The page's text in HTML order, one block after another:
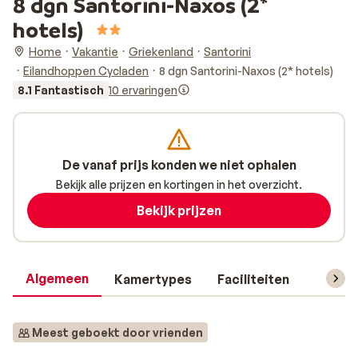
hotels)
Home Vakantie Griekenland
Santorini
Eilandhoppen Cycladen
8 dgn Santorini-Naxos (2* hotels)
8.1 Fantastisch 10 ervaringen
Algemeen Kamertypes Faciliteiten
Meest geboekt door vrienden
De vanaf prijs konden we niet ophalen
Bekijk alle prijzen en kortingen in het overzicht.
Bekijk prijzen